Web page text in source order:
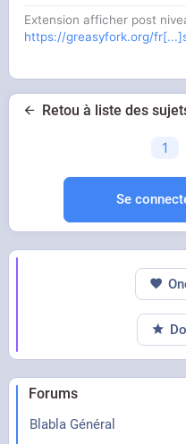
Extension afficher post
https://greasyfork.org/
Retou à liste des
1
Se
Forums
Blabla Général